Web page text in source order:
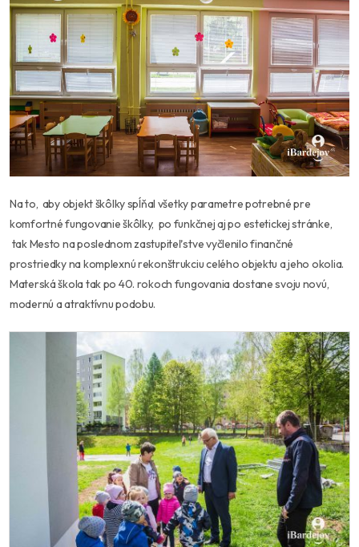
Na to, aby objekt škôlky spĺňal všetky parametre potrebné pre
komfortné fungovanie škôlky, po funkčnej aj po estetickej stránke,
tak Mesto na poslednom zastupiteľstve vyčlenilo finančné
prostriedky na komplexnú rekonštrukciu celého objektu a jeho okolia.
Materská škola tak po 40. rokoch fungovania dostane svoju novú,
modernú a atraktívnu podobu.